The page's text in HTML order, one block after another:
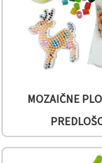
preferencije
Postavkama
odabirom
određene
MOZAIČNE